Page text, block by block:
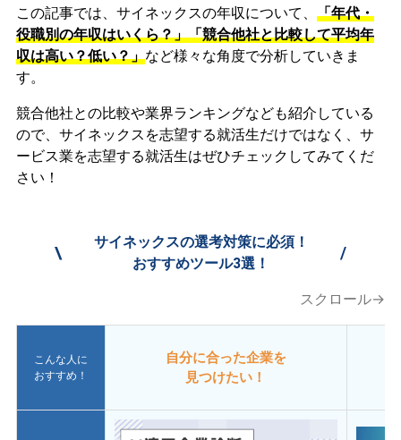
この記事では、サイネックスの年収について、 「年代・
役職別の年収はいくら？」「競合他社と比較して平均年
収は高い？低い？」など様々な角度で分析していきま
す。
競合他社との比較や業界ランキングなども紹介している
ので、サイネックスを志望する就活生だけではなく、サ
ービス業を志望する就活生はぜひチェックしてみてくだ
さい！
\
サイネックスの選考対策に必須！
おすすめツール3選！
/
スクロール→
こんな人に
おすすめ！
自分に合った企業を
見つけたい！